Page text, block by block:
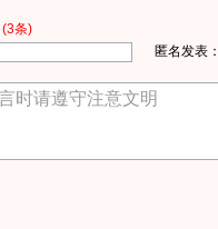
(3条)
匿名发表